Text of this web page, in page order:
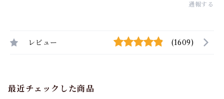
通報する
レビュー (1609)
最近チェックした商品